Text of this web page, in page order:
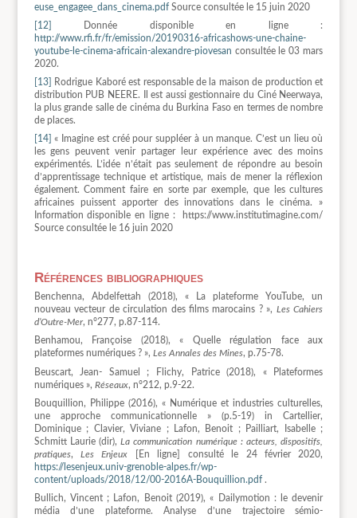
euse_engagee_dans_cinema.pdfSource consultée le 15 juin 2020
[12]
Donnée disponible en ligne :
http://www.rfi.fr/fr/emission/20190316-africashows-une-chaine-
youtube-le-cinema-africain-alexandre-piovesan consultée le 03 mars
2020.
[13]
Rodrigue Kaboré est responsable de la maison de production et
distribution PUB NEERE. Il est aussi gestionnaire du Ciné Neerwaya,
la plus grande salle de cinéma du Burkina Faso en termes de nombre
de places.
[14] « Imagine est créé pour suppléer à un manque. C’est un lieu où
les gens peuvent venir partager leur expérience avec des moins
expérimentés. L’idée n’était pas seulement de répondre au besoin
d’apprentissage technique et artistique, mais de mener la réflexion
également. Comment faire en sorte par exemple, que les cultures
africaines puissent apporter des innovations dans le cinéma. »
Information disponible en ligne : https://www.institutimagine.com/
Source consultée le 16 juin 2020
Références bibliographiques
Benchenna, Abdelfettah (2018), « La plateforme YouTube, un
nouveau vecteur de circulation des films marocains ? », Les Cahiers
d’Outre-Mer, n°277, p.87-114.
Benhamou, Françoise (2018), « Quelle régulation face aux
plateformes numériques ? », Les Annales des Mines, p.75-78.
Beuscart, Jean- Samuel ; Flichy, Patrice (2018), « Plateformes
numériques », Réseaux, n°212, p.9-22.
Bouquillion, Philippe (2016), « Numérique et industries culturelles,
une approche communicationnelle » (p.5-19) in Cartellier,
Dominique ; Clavier, Viviane ; Lafon, Benoit ; Pailliart, Isabelle ;
Schmitt Laurie (dir),La communication numérique : acteurs, dispositifs,
pratiques, Les Enjeux [En ligne] consulté le 24 février 2020,
https://lesenjeux.univ-grenoble-alpes.fr/wp-
content/uploads/2018/12/00-2016A-Bouquillion.pdf.
Bullich, Vincent ; Lafon, Benoit (2019), « Dailymotion : le devenir
média d’une plateforme. Analyse d’une trajectoire sémio-